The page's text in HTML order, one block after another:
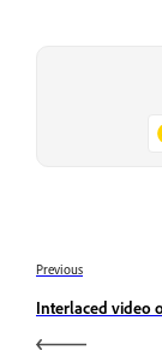
Previous
Interlaced video